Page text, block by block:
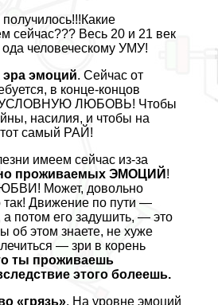
сейчас??? Весь 20 и 21 век
человеческому УМУ!
эмоций. Сейчас от
в конце-концов
ЛЮБОВЬ! Чтобы
насилия, и чтобы на
самый РАЙ!
имеем сейчас из-за
проживаемых ЭМОЦИЙ !
Может, довольно
так! Движение по пути —
потом его задушить, — это
об этом знаете, не хуже
— зри в корень
ты проживаешь
этого болеешь.
«грязь». На уровне эмоций